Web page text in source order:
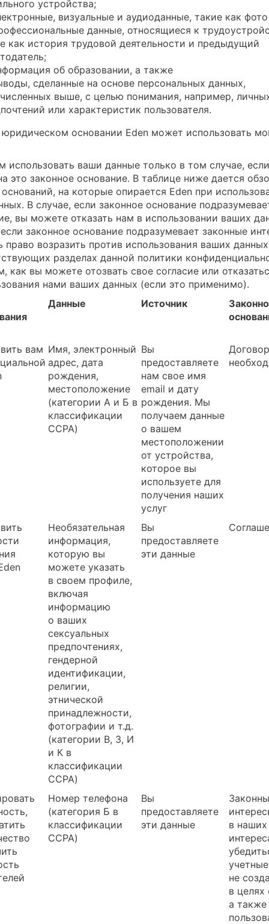
устройства;
визуальные и аудиоданные, такие как
данные, относящиеся к
как история трудовой деятельности и предыдущий
об образовании, а также
сделанные на основе персональных данных,
выше, с целью понимания, например,
или характеристик пользователя.
основании Eden может использовать
ваши данные только в том случае,
это законное основание. В таблице ниже дается
на которые опирается Eden при
В случае, если законное основание
вы можете отказать нам в использовании ваших
законное основание подразумевает законные
право возразить против использования ваших
разделах данной политики
как вы можете отозвать свое согласие или
нами ваших данных (если это применимо).
Данные Источник
вам Имя, электронный
адрес, дата
рождения,
местоположение
(категории А и Б в
классификации
CCPA)
Вы
предоставляете
нам свое имя
email и дату
рождения. Мы
получаем данные
о вашем
местоположении
от устройства,
которое вы
используете для
получения наших
услуг
Необязательная
информация,
которую вы
можете указать
в своем профиле,
включая
информацию
о ваших
сексуальных
предпочтениях,
гендерной
идентификации,
религии,
этнической
принадлежности,
фотографии и т.д.
(категории В, З, И
и К в
классификации
CCPA)
Вы
предоставляете
эти данные
Номер телефона
(категория Б в
классификации
CCPA)
Вы
предоставляете
эти данные
в
не
в целях
а также